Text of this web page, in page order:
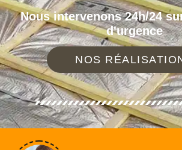
Nous intervenons 24h/24
d'urgence
NOS